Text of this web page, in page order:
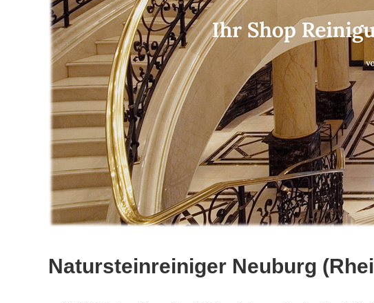
Natursteinreiniger Neuburg